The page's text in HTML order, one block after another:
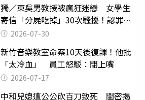
獨／東吳男教授被瘋狂迷戀 女學生
寄信「分屍吃掉」30次騷擾！認罪免
關 2026-07-30
新竹音樂教室命案10天後復課！他批
「太冷血」 員工怒駁：閉上嘴
2026-07-17
中和兒媳遭公公砍百刀致死 閨密揭